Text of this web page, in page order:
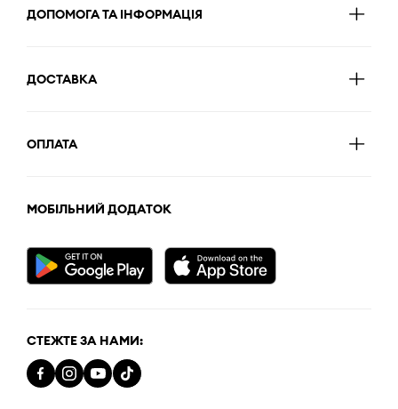
ДОПОМОГА ТА ІНФОРМАЦІЯ
ДОСТАВКА
ОПЛАТА
МОБІЛЬНИЙ ДОДАТОК
СТЕЖТЕ ЗА НАМИ: